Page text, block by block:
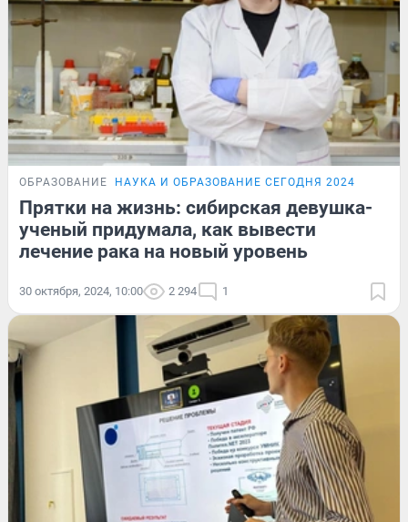
ОБРАЗОВАНИЕ НАУКА И ОБРАЗОВАНИЕ СЕГОДНЯ 2024
Прятки на жизнь: сибирская девушка-
ученый придумала, как вывести
лечение рака на новый уровень
30 октября, 2024, 10:00 2 294 1